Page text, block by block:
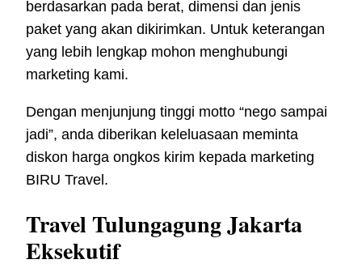
berdasarkan pada berat, dimensi dan jenis
paket yang akan dikirimkan. Untuk keterangan
yang lebih lengkap mohon menghubungi
marketing kami.
Dengan menjunjung tinggi motto “nego sampai
jadi”, anda diberikan keleluasaan meminta
diskon harga ongkos kirim kepada marketing
BIRU Travel.
Travel Tulungagung Jakarta
Eksekutif